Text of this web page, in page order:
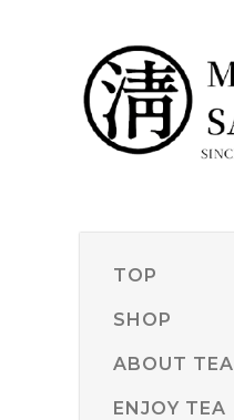
TOP
SHOP
ABOUT TEA
ENJOY TEA